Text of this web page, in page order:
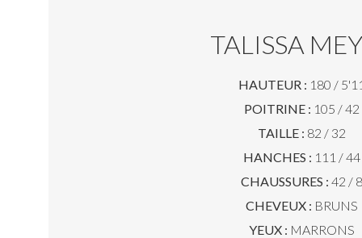
TALISSA
HAUTEUR : 180 /
POITRINE : 105 / 42
TAILLE : 82 / 32
HANCHES : 111 / 44
CHAUSSURES : 42 / 8
CHEVEUX : BRUNS
YEUX : MARRONS